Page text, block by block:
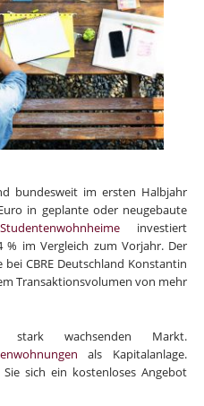
bundesweit im ersten Halbjahr
in geplante oder neugebaute
Studentenwohnheime investiert
im Vergleich zum Vorjahr. Der
CBRE Deutschland Konstantin
Transaktionsvolumen von mehr
wachsenden Markt.
als Kapitalanlage.
sich ein kostenloses Angebot